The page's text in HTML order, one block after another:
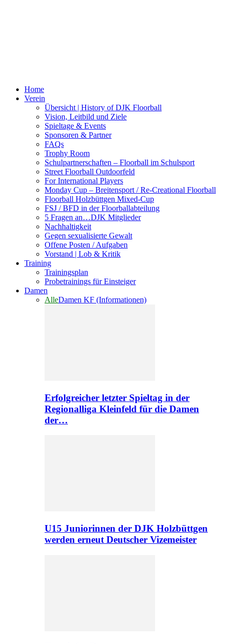
Home
Verein
Übersicht | History of DJK Floorball
Vision, Leitbild und Ziele
Spieltage & Events
Sponsoren & Partner
FAQs
Trophy Room
Schulpartnerschaften – Floorball im Schulsport
Street Floorball Outdoorfeld
For International Players
Monday Cup – Breitensport / Re-Creational Floorball
Floorball Holzbüttgen Mixed-Cup
FSJ / BFD in der Floorballabteilung
5 Fragen an…DJK Mitglieder
Nachhaltigkeit
Gegen sexualisierte Gewalt
Offene Posten / Aufgaben
Vorstand | Lob & Kritik
Training
Trainingsplan
Probetrainings für Einsteiger
Damen
AlleDamen KF (Informationen)
Erfolgreicher letzter Spieltag in der
Regionalliga Kleinfeld für die Damen
der…
U15 Juniorinnen der DJK Holzbüttgen
werden erneut Deutscher Vizemeister